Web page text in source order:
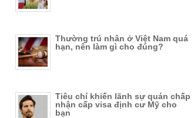
Thường trú nhân ở Việt Nam quá
hạn, nên làm gì cho đúng?
Tiêu chí khiến lãnh sự quán chấp
nhận cấp visa định cư Mỹ cho
bạn